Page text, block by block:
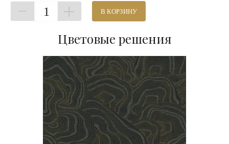
1 В КОРЗИНУ
Цветовые решения